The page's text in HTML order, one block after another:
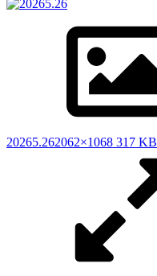
20265.262062×1068 317 KB